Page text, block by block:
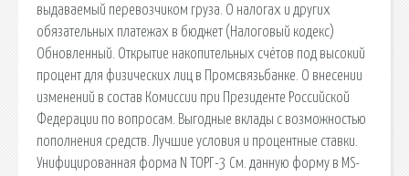
выдаваемый перевозчиком груза. О налогах и других
обязательных платежах в бюджет (Налоговый кодекс)
Обновленный. Открытие накопительных счётов под высокий
процент для физических лиц в Промсвязьбанке. О внесении
изменений в состав Комиссии при Президенте Российской
Федерации по вопросам. Выгодные вклады с возможностью
пополнения средств. Лучшие условия и процентные ставки.
Унифицированная форма N ТОРГ-3 См. данную форму в MS-